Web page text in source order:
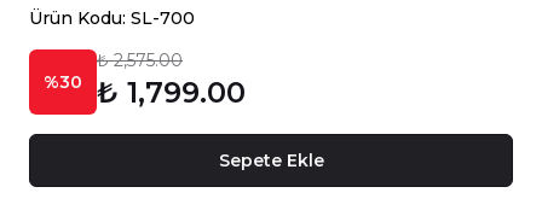
Ürün Kodu: SL-700
%30
₺ 2,575.00
₺ 1,799.00
Sepete Ekle